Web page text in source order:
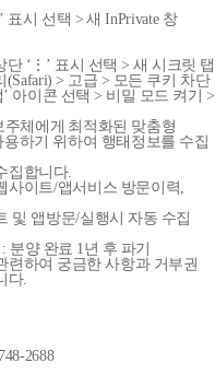
시 선택 > 새 InPrivate 창
단 ‘⋮’ 표시 선택 > 새 시크릿 탭
> 고급 > 모든 쿠키 차단
아이콘 선택 > 비밀 모드 켜기 >
체에게 최적화된 맞춤형
하기 위하여 행태정보를 수집
집합니다.
사이트/앱서비스 방문이력,
및 앱방문/실행시 자동 수집
분양 완료 1년 후 파기
련하여 궁금한 사항과 거부권
다.
2688